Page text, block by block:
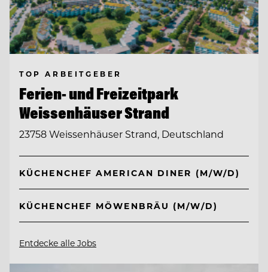
TOP ARBEITGEBER
Ferien- und Freizeitpark
Weissenhäuser Strand
23758 Weissenhäuser Strand, Deutschland
KÜCHENCHEF AMERICAN DINER (M/W/D)
KÜCHENCHEF MÖWENBRÄU (M/W/D)
Entdecke alle Jobs